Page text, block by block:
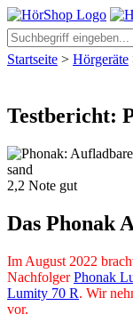
Startseite > Hörgeräte
Testbericht:
2,2 Note gut
Das Phonak
Im August 2022
NachfolgerPhonak
Lumity 70 R. Wir
vor.